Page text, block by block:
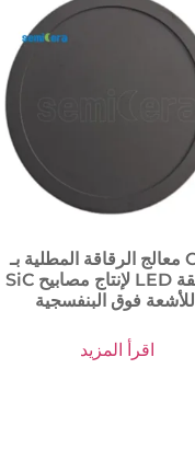
معالج الرقاقة المطلية بـ CVD
SiC لإنتاج مصابيح LED العميقة
اقرأ المزيد